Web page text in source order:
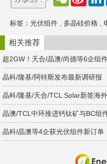
e
a
t
W
e
b
o
k
标签： 光伏组件 多晶硅价格
相关推荐
超2GW！天合/晶澳/尚德等6企组
晶科/隆基/阿特斯发布最新调研报
晶科/隆基/天合/TCL Solar新签海
晶澳/TCL中环推进钙钛矿与BC组
晶科/晶澳等4企获光伏组件新订单